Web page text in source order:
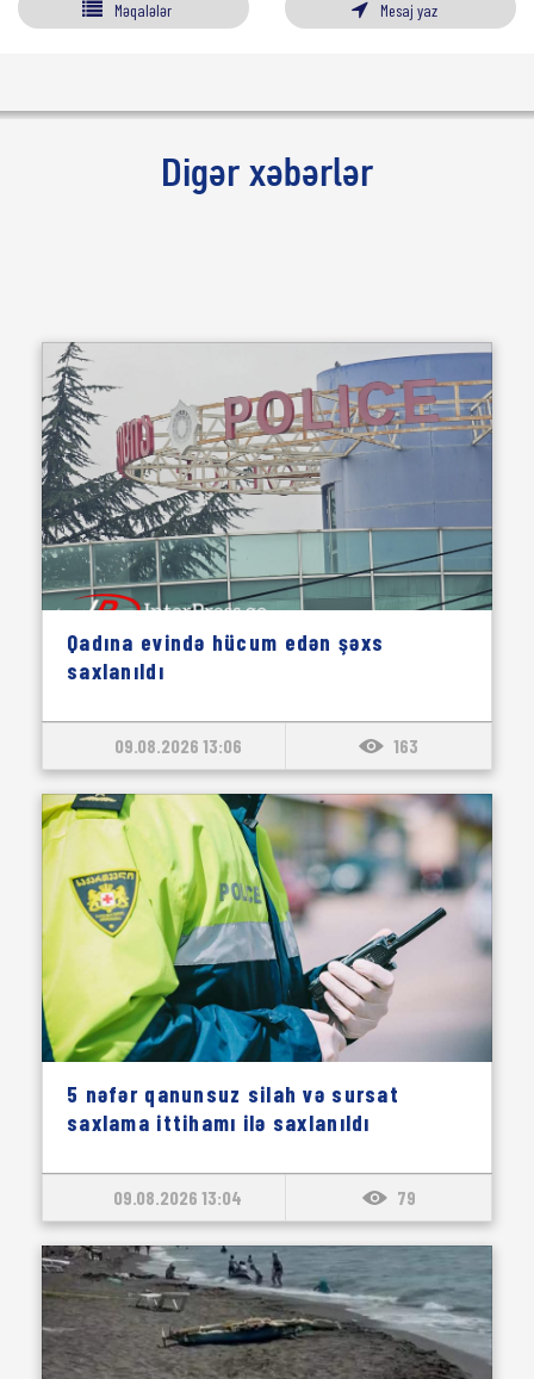
Məqalələr Mesaj yaz
Digər xəbərlər
Qadına evində hücum edən şəxs
saxlanıldı
09.08.2026 13:06 163
5 nəfər qanunsuz silah və sursat
saxlama ittihamı ilə saxlanıldı
09.08.2026 13:04 79